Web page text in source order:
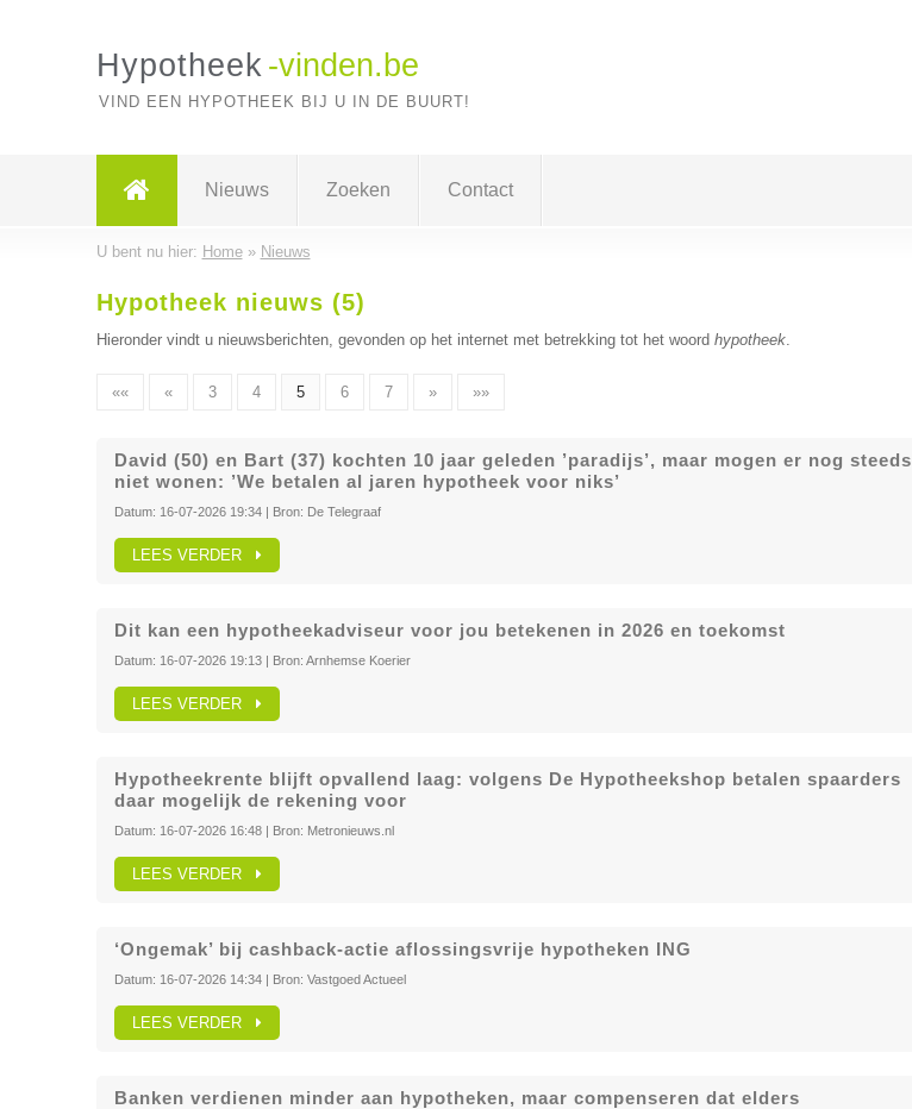
Hypotheek -vinden.be
VIND EEN HYPOTHEEK BIJ U IN DE BUURT!
Nieuws Zoeken Contact
U bent nu hier: Home» Nieuws
Hypotheek nieuws (5)
Hieronder vindt u nieuwsberichten, gevonden op het internet met betrekking tot het woord hypotheek.
«« « 3 4 5 6 7 » »»
David (50) en Bart (37) kochten 10 jaar geleden ’paradijs’, maar mogen er nog steeds
niet wonen: ’We betalen al jaren hypotheek voor niks’
Datum: 16-07-2026 19:34| Bron: De Telegraaf
LEES VERDER
Dit kan een hypotheekadviseur voor jou betekenen in 2026 en toekomst
Datum: 16-07-2026 19:13| Bron: Arnhemse Koerier
LEES VERDER
Hypotheekrente blijft opvallend laag: volgens De Hypotheekshop betalen spaarders
daar mogelijk de rekening voor
Datum: 16-07-2026 16:48| Bron: Metronieuws.nl
LEES VERDER
‘Ongemak’ bij cashback-actie aflossingsvrije hypotheken ING
Datum: 16-07-2026 14:34| Bron: Vastgoed Actueel
LEES VERDER
Banken verdienen minder aan hypotheken, maar compenseren dat elders